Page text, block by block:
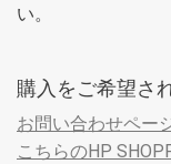
い。
購入をご希望さ
お問い合わせペー
こちらのHP